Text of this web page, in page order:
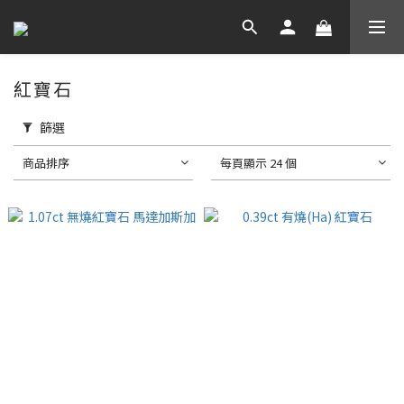
紅寶石
篩選
商品排序 每頁顯示 24 個